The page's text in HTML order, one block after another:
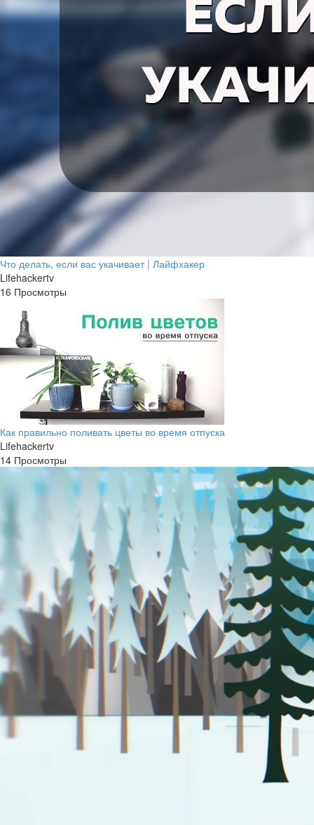
Что делать, если вас укачивает | Лайфхакер
Lifehackertv
16 Просмотры
Как правильно поливать цветы во время отпуска
Lifehackertv
14 Просмотры